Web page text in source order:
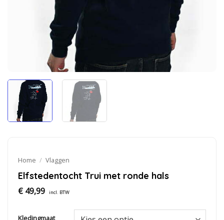
Home / Vlaggen
Elfstedentocht Trui met ronde hals
€49,99 incl. BTW
Kledingmaat